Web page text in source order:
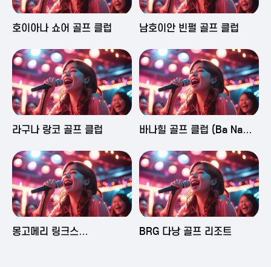
2025-06-03 16:43
호이아나 쇼어 골프 클럽 2025-06-03 15:09
남호이안 빈펄 골프 클럽
2025-06-03 15:05
라구나 랑코 골프 클럽 2025-06-03 14:58
바나힐 골프 클럽 (Ba Na
2025-06-03 14:50
몽고메리 링크스
2025-06-02 23:29
BRG 다낭 골프 리조트